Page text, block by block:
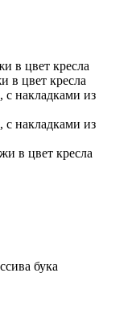
в цвет кресла
в цвет кресла
с накладками из
с накладками из
в цвет кресла
бука